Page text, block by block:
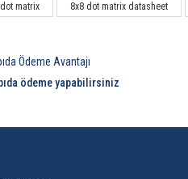
matrix 8x8 dot matrix datasheet
Ödeme Avantajı
ödeme yapabilirsiniz